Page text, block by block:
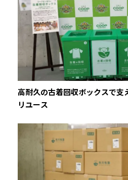
高耐久の古着回収ボックスで支
リユース